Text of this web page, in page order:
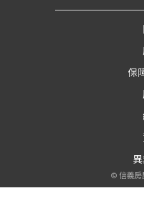
保
©信義房